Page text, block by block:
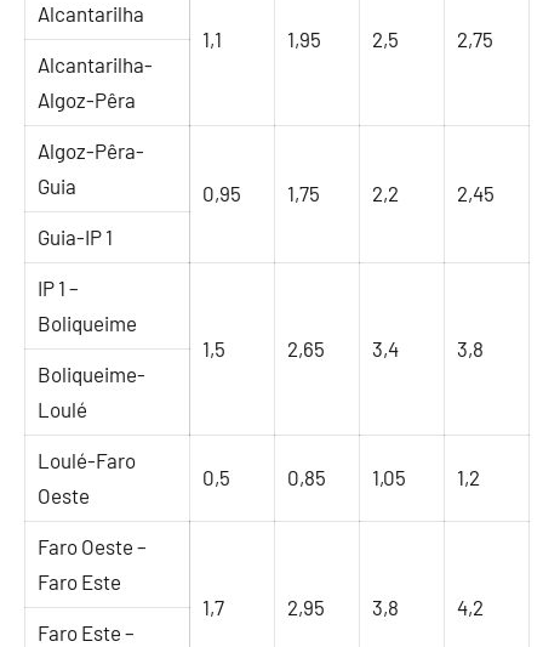
Alcantarilha
1,1
1,95 2,5
2,75
Alcantarilha-
Algoz-Pêra
Algoz-Pêra-
Guia
0,95 1,75 2,2
2,45
Guia-IP 1
IP 1 –
Boliqueime
1,5
2,65 3,4
3,8
Boliqueime-
Loulé
Loulé-Faro
Oeste
0,5 0,85 1,05 1,2
Faro Oeste –
Faro Este
1,7
2,95 3,8
4,2
Faro Este –